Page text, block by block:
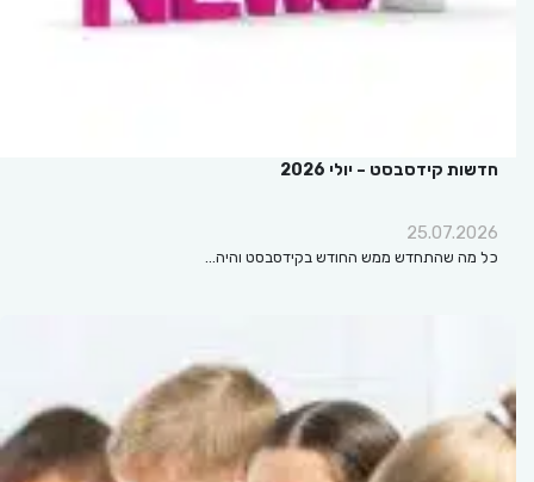
חדשות קידסבסט – יולי 2026
25.07.2026
כל מה שהתחדש ממש החודש בקידסבסט והיה…